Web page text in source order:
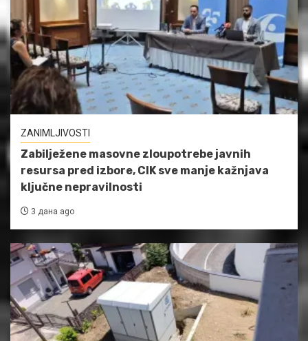
ZANIMLJIVOSTI
Zabilježene masovne zloupotrebe javnih
resursa pred izbore, CIK sve manje kažnjava
ključne nepravilnosti
3 дана ago